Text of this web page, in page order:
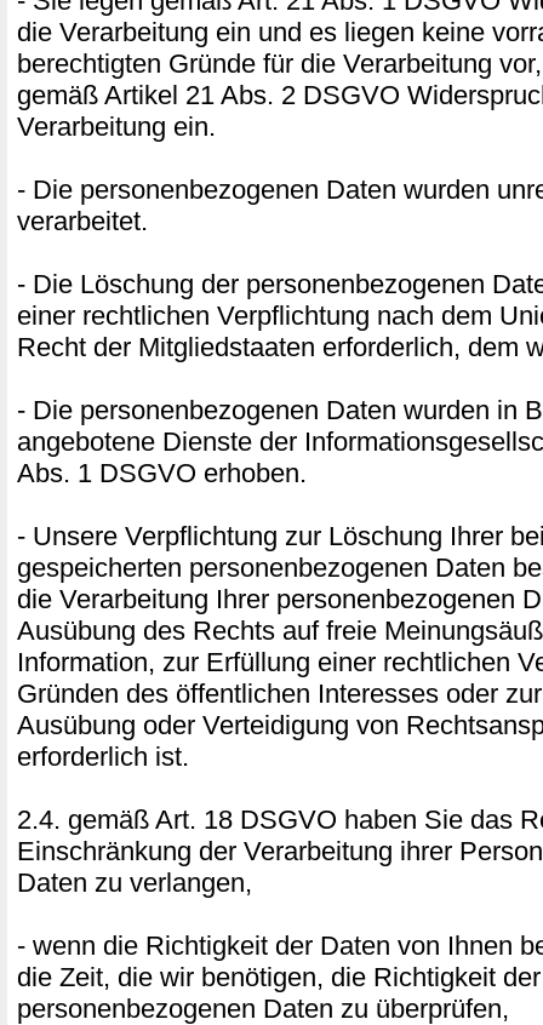
die Verarbeitung ein und es liegen keine
berechtigten Gründe für die Verarbeitung
gemäß Artikel 21 Abs. 2 DSGVO
Verarbeitung ein.
- Die personenbezogenen Daten wurden
verarbeitet.
- Die Löschung der personenbezogenen
einer rechtlichen Verpflichtung nach dem
Recht der Mitgliedstaaten erforderlich, dem
- Die personenbezogenen Daten wurden in
angebotene Dienste der
Abs. 1 DSGVO erhoben.
- Unsere Verpflichtung zur Löschung Ihrer
gespeicherten personenbezogenen Daten
die Verarbeitung Ihrer personenbezogenen
Ausübung des Rechts auf freie
Information, zur Erfüllung einer rechtlichen
Gründen des öffentlichen Interesses oder
Ausübung oder Verteidigung von
erforderlich ist.
2.4. gemäß Art. 18 DSGVO haben Sie das
Einschränkung der Verarbeitung ihrer
Daten zu verlangen,
- wenn die Richtigkeit der Daten von Ihnen
die Zeit, die wir benötigen, die Richtigkeit der
personenbezogenen Daten zu überprüfen,